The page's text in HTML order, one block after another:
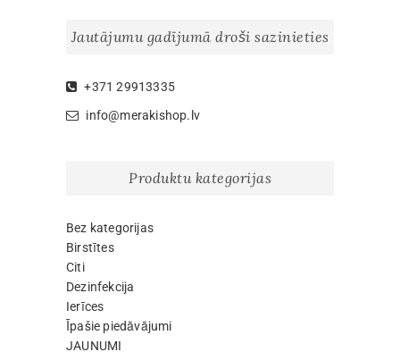
be
Jautājumu gadījumā droši sazinieties
+371 29913335
info@merakishop.lv
Produktu kategorijas
Bez kategorijas
Birstītes
Citi
Dezinfekcija
Ierīces
Īpašie piedāvājumi
JAUNUMI